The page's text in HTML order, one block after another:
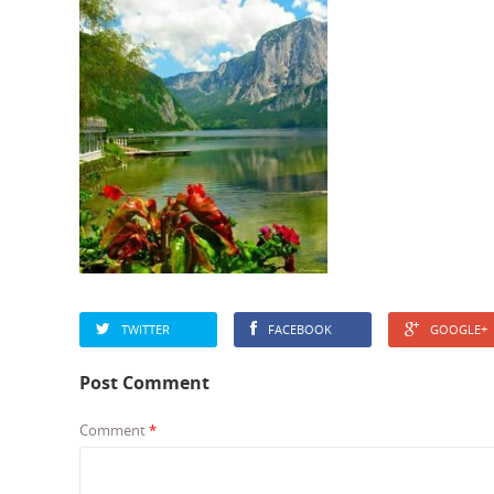
TWITTER FACEBOOK GOOGLE+
Post Comment
Comment*